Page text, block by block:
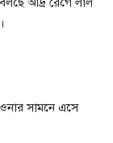
সামনে এসে